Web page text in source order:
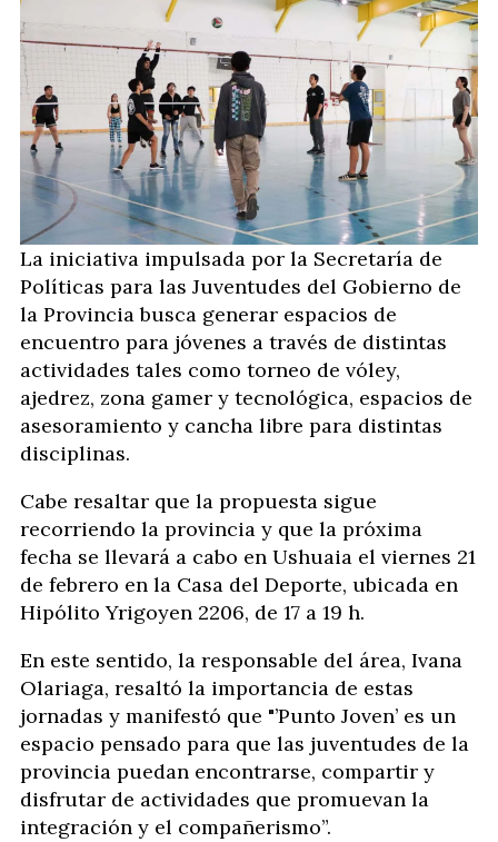
La iniciativa impulsada por la Secretaría de
Políticas para las Juventudes del Gobierno de
la Provincia busca generar espacios de
encuentro para jóvenes a través de distintas
actividades tales como torneo de vóley,
ajedrez, zona gamer y tecnológica, espacios de
asesoramiento y cancha libre para distintas
disciplinas.
Cabe resaltar que la propuesta sigue
recorriendo la provincia y que la próxima
fecha se llevará a cabo en Ushuaia el viernes 21
de febrero en la Casa del Deporte, ubicada en
Hipólito Yrigoyen 2206, de 17 a 19 h.
En este sentido, la responsable del área, Ivana
Olariaga, resaltó la importancia de estas
jornadas y manifestó que "’Punto Joven’ es un
espacio pensado para que las juventudes de la
provincia puedan encontrarse, compartir y
disfrutar de actividades que promuevan la
integración y el compañerismo”.